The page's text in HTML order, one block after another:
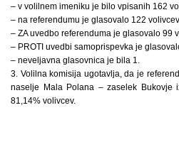
– v volilnem imeniku je bilo vpisanih 162
– na referendumu je glasovalo 122 volivcev,
– ZA uvedbo referenduma je glasovalo 99
– PROTI uvedbi samoprispevka je
– neveljavna glasovnica je bila 1.
3. Volilna komisija ugotavlja, da je
naselje Mala Polana – zaselek Bukovje
81,14% volivcev.